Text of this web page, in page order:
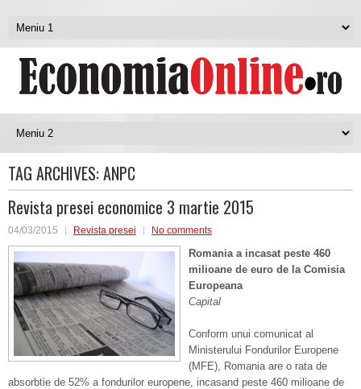
TAG ARCHIVES:ANPC
Revista presei economice 3 martie 2015
04/03/2015 Revista presei No comments
Romania a incasat peste 460
milioane de euro de la Comisia
Europeana
Capital
Conform unui comunicat al
Ministerului Fondurilor Europene
(MFE), Romania are o rata de
absorbtie de 52% a fondurilor europene, incasand peste 460 milioane de